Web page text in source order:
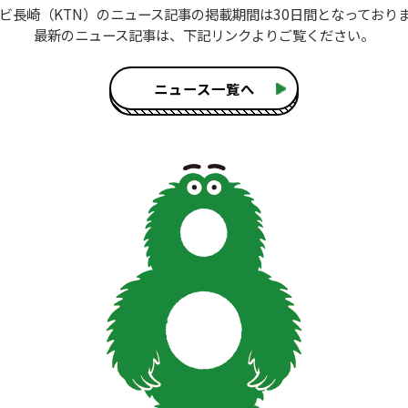
長崎（KTN）のニュース記事の掲載期間は30日間となっており
最新のニュース記事は、 下記リンクよりご覧ください。
ニュース一覧へ